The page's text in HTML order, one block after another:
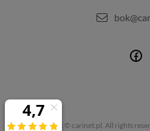
Copyright © carinet.pl. All rights